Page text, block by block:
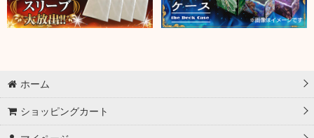
ホーム
ショッピングカート